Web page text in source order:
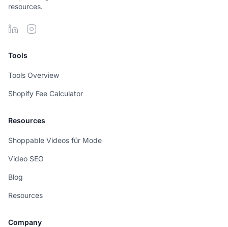
resources.
Tools
Tools Overview
Shopify Fee Calculator
Resources
Shoppable Videos für Mode
Video SEO
Blog
Resources
Company